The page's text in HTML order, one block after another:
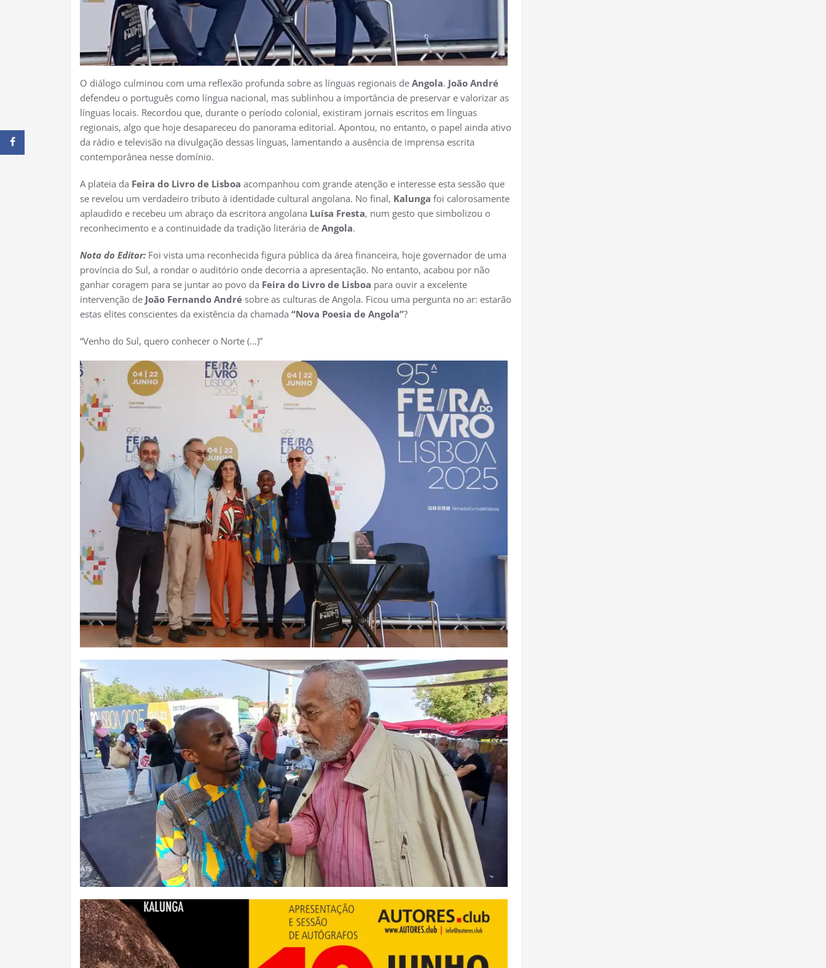
O diálogo culminou com uma reflexão profunda sobre as línguas regionais de Angola. João André
defendeu o português como língua nacional, mas sublinhou a importância de preservar e valorizar as
línguas locais. Recordou que, durante o período colonial, existiram jornais escritos em línguas
regionais, algo que hoje desapareceu do panorama editorial. Apontou, no entanto, o papel ainda ativo
da rádio e televisão na divulgação dessas línguas, lamentando a ausência de imprensa escrita
contemporânea nesse domínio.
A plateia da Feira do Livro de Lisboa acompanhou com grande atenção e interesse esta sessão que
se revelou um verdadeiro tributo à identidade cultural angolana. No final, Kalunga foi calorosamente
aplaudido e recebeu um abraço da escritora angolana Luísa Fresta, num gesto que simbolizou o
reconhecimento e a continuidade da tradição literária de Angola.
Nota do Editor: Foi vista uma reconhecida figura pública da área financeira, hoje governador de uma
província do Sul, a rondar o auditório onde decorria a apresentação. No entanto, acabou por não
ganhar coragem para se juntar ao povo da Feira do Livro de Lisboa para ouvir a excelente
intervenção de João Fernando André sobre as culturas de Angola. Ficou uma pergunta no ar: estarão
estas elites conscientes da existência da chamada “Nova Poesia de Angola”?
“Venho do Sul, quero conhecer o Norte (…)”